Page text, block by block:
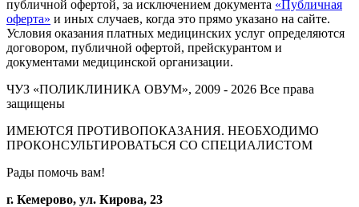
публичной офертой, за исключением документа «Публичная
оферта» и иных случаев, когда это прямо указано на сайте.
Условия оказания платных медицинских услуг определяются
договором, публичной офертой, прейскурантом и
документами медицинской организации.
ЧУЗ «ПОЛИКЛИНИКА ОВУМ», 2009 - 2026 Все права
защищены
ИМЕЮТСЯ ПРОТИВОПОКАЗАНИЯ. НЕОБХОДИМО
ПРОКОНСУЛЬТИРОВАТЬСЯ СО СПЕЦИАЛИСТОМ
Рады помочь вам!
г. Кемерово, ул. Кирова, 23